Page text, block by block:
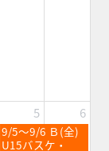
5 6
土
曜
9/5～9/6 Ｂ(全)
U15バスケ・